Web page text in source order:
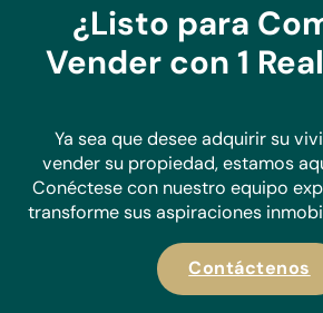
¿Listo para
Vender con 1
Ya sea que desee adquirir su
vender su propiedad, estamos
Conéctese con nuestro equipo
transforme sus aspiraciones
Contáctenos